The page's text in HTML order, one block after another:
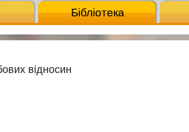
Бібліотека
відносин